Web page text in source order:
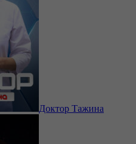
Доктор Тажина